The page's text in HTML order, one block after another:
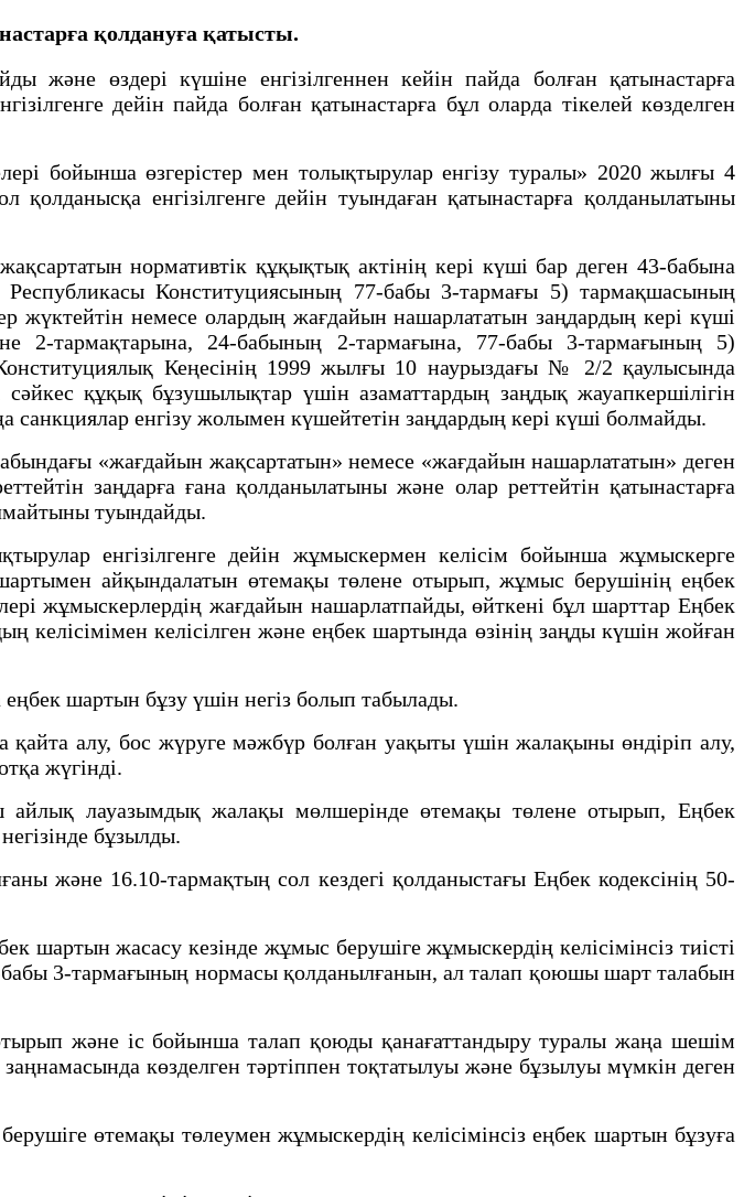
қолдануға қатысты.
және өздерi күшiне енгiзiлгеннен кейiн пайда болған қатынастарға
дейiн пайда болған қатынастарға бұл оларда тiкелей көзделген
бойынша өзгерістер мен толықтырулар енгізу туралы» 2020 жылғы 4
енгізілгенге дейін туындаған қатынастарға қолданылатыны
нормативтік құқықтық актінің кері күші бар деген 43-бабына
Республикасы Конституциясының 77-бабы 3-тармағы 5) тармақшасының
жүктейтін немесе олардың жағдайын нашарлататын заңдардың кері күші
2-тармақтарына, 24-бабының 2-тармағына, 77-бабы 3-тармағының 5)
Кеңесінің 1999 жылғы 10 наурыздағы № 2/2 қаулысында
сәйкес құқық бұзушылықтар үшін азаматтардың заңдық жауапкершілігін
санкциялар енгізу жолымен күшейтетін заңдардың кері күші болмайды.
«жағдайын жақсартатын» немесе «жағдайын нашарлататын» деген
заңдарға ғана қолданылатыны және олар реттейтін қатынастарға
туындайды.
енгізілгенге дейін жұмыскермен келісім бойынша жұмыскерге
айқындалатын өтемақы төлене отырып, жұмыс берушінің еңбек
жұмыскерлердің жағдайын нашарлатпайды, өйткені бұл шарттар Еңбек
келісімімен келісілген және еңбек шартында өзінің заңды күшін жойған
шартын бұзу үшін негіз болып табылады.
алу, бос жүруге мәжбүр болған уақыты үшін жалақыны өндіріп алу,
жүгінді.
лауазымдық жалақы мөлшерінде өтемақы төлене отырып, Еңбек
бұзылды.
және 16.10-тармақтың сол кездегі қолданыстағы Еңбек кодексінің 50-
шартын жасасу кезінде жұмыс берушіге жұмыскердің келісімінсіз тиісті
3-тармағының нормасы қолданылғанын, ал талап қоюшы шарт талабын
және іс бойынша талап қоюды қанағаттандыру туралы жаңа шешім
көзделген тәртіппен тоқтатылуы және бұзылуы мүмкін деген
өтемақы төлеумен жұмыскердің келісімінсіз еңбек шартын бұзуға